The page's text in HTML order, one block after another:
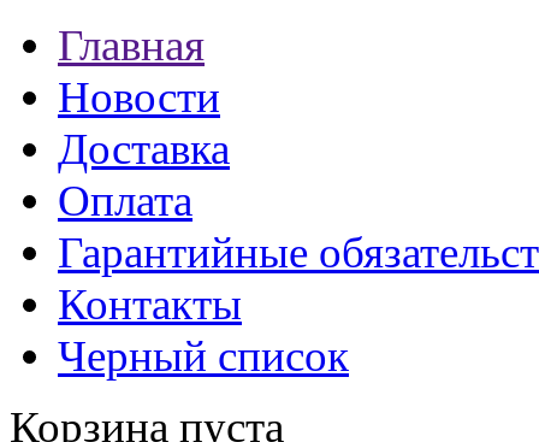
Главная
Новости
Доставка
Оплата
Гарантийные
Контакты
Черный список
Корзина пуста